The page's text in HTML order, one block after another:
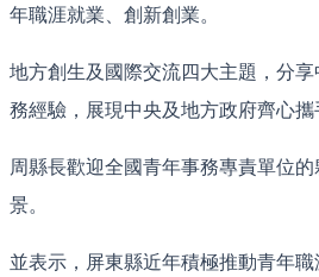
年職涯就業、創新創業。
地方創生及國際交流四大主題，分
務經驗，展現中央及地方政府齊心攜
周縣長歡迎全國青年事務專責單位
景。
並表示，屏東縣近年積極推動青年